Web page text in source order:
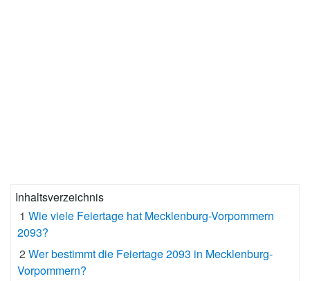
Inhaltsverzeichnis
1 Wie viele Feiertage hat Mecklenburg-Vorpommern
2093?
2 Wer bestimmt die Feiertage 2093 in Mecklenburg-
Vorpommern?